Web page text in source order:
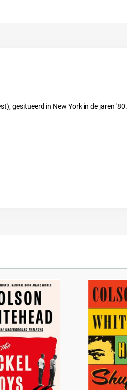
gesitueerd in New York in de jaren '80.